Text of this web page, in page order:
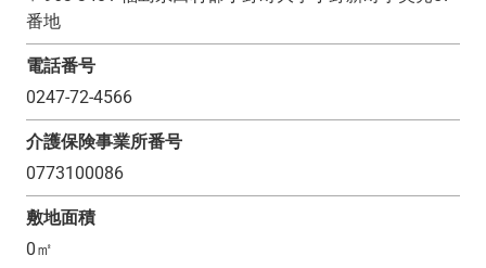
番地
電話番号
0247-72-4566
介護保険事業所番号
0773100086
敷地面積
0㎡